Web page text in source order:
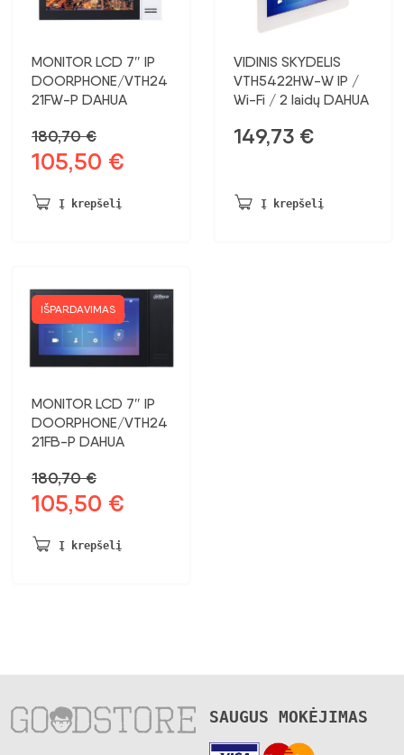
MONITOR LCD 7″ IP
DOORPHONE/VTH24
21FW-P DAHUA
180,70€
Pradinė
buvo:
105,50 €
Į krepšelį
VIDINIS SKYDELIS
VTH5422HW-W IP /
Wi-Fi / 2 laidų DAHUA
149,73 €
Į krepšelį
IŠPARDAVIMAS
MONITOR LCD 7″ IP
DOORPHONE/VTH24
21FB-P DAHUA
180,70€
Pradinė
buvo:
105,50 €
Į krepšelį
SAUGUS MOKĖJIMAS